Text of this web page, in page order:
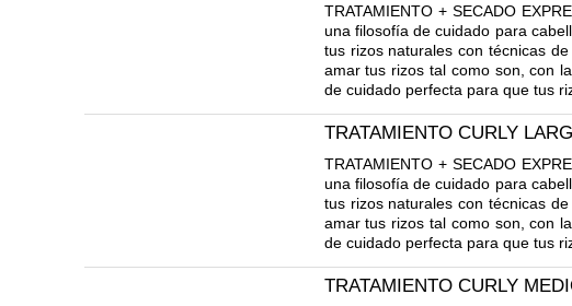
TRATAMIENTO + SECADO
una filosofía de cuidado para
tus rizos naturales con técnicas
amar tus rizos tal como son, con
de cuidado perfecta para que tus
TRATAMIENTO CURLY
TRATAMIENTO + SECADO
una filosofía de cuidado para
tus rizos naturales con técnicas
amar tus rizos tal como son, con
de cuidado perfecta para que tus
TRATAMIENTO CURLY